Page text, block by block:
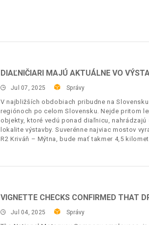
DIAĽNIČIARI MAJÚ AKTUÁLNE VO
Jul 07, 2025 Správy
V najbližších obdobiach pribudne na
regiónoch po celom Slovensku. Nejde pritom
objekty, ktoré vedú ponad diaľnicu,
lokalite výstavby. Suverénne najviac mostov
R2 Kriváň – Mýtna, bude mať takmer 4,5
VIGNETTE CHECKS CONFIRMED THAT
Jul 04, 2025 Správy